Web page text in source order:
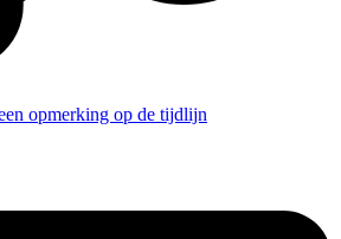
opmerking op de tijdlijn